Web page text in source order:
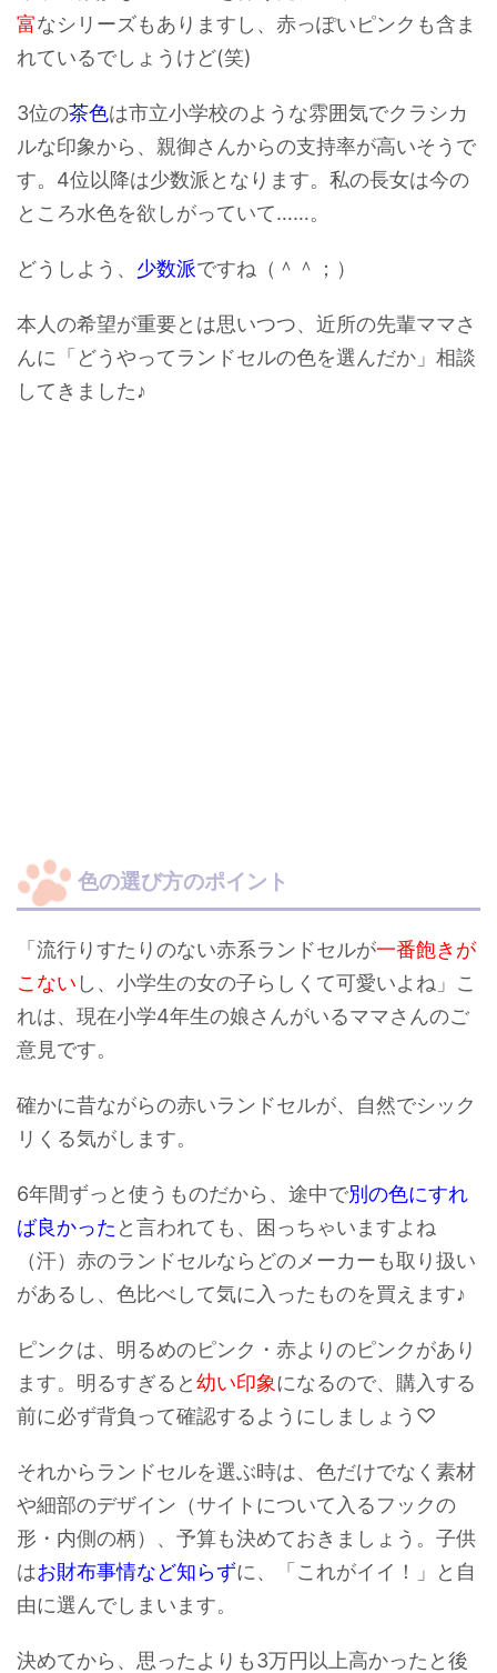
富なシリーズもありますし、赤っぽいピンクも含ま
れているでしょうけど(笑)
3位の茶色は市立小学校のような雰囲気でクラシカ
ルな印象から、親御さんからの支持率が高いそうで
す。4位以降は少数派となります。私の長女は今の
ところ水色を欲しがっていて……。
どうしよう、 少数派ですね（＾＾；）
本人の希望が重要とは思いつつ、近所の先輩ママさ
んに「どうやってランドセルの色を選んだか」相談
してきました♪
色の選び方のポイント
「流行りすたりのない赤系ランドセルが一番飽きが
こない し、小学生の女の子らしくて可愛いよね」こ
れは、現在小学4年生の娘さんがいるママさんのご
意見です。
確かに昔ながらの赤いランドセルが、自然でシック
リくる気がします。
6年間ずっと使うものだから、途中で別の色にすれ
ば良かった と言われても、困っちゃいますよね
（汗）赤のランドセルならどのメーカーも取り扱い
があるし、色比べして気に入ったものを買えます♪
ピンクは、明るめのピンク・赤よりのピンクがあり
ます。明るすぎると幼い印象になるので、購入する
前に必ず背負って確認するようにしましょう♡
それからランドセルを選ぶ時は、色だけでなく素材
や細部のデザイン（サイトについて入るフックの
形・内側の柄）、予算も決めておきましょう。子供
はお財布事情など知らずに、「これがイイ！」と自
由に選んでしまいます。
決めてから、思ったよりも3万円以上高かったと後